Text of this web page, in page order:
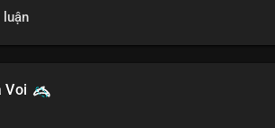
luận
Voi